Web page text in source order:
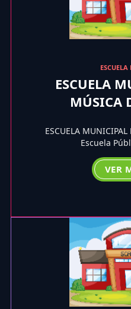
ESCUELA
MÚSICA
ESCUELA
Escuela
VER